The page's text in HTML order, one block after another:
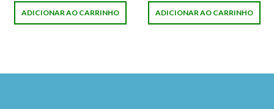
ADICIONAR AO CARRINHO ADICIONAR AO CARRINHO